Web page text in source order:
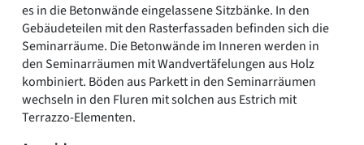
es in die Betonwände eingelassene Sitzbänke. In den
Gebäudeteilen mit den Rasterfassaden befinden sich die
Seminarräume. Die Betonwände im Inneren werden in
den Seminarräumen mit Wandvertäfelungen aus Holz
kombiniert. Böden aus Parkett in den Seminarräumen
wechseln in den Fluren mit solchen aus Estrich mit
Terrazzo-Elementen.